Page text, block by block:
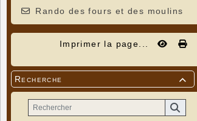
Rando des fours et des moulins
Imprimer la page...

Recherche